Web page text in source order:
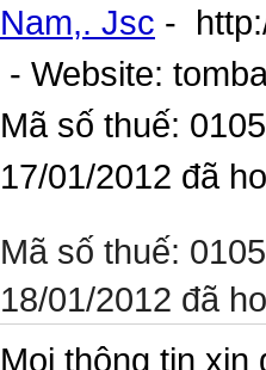
Nam,. Jsc -
- Website:
Mã số thuế:
17/01/2012 đã
Mã số thuế:
18/01/2012 đã
Mọi thông tin